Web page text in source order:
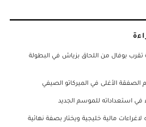
تقرب بوفال من اللحاق بزياش في البطولة
الصفقة الأغلى في الميركاتو الصيفي
في استعداداته للموسم الجديد
لاغراءات مالية خليجية ويختار بصفة نهائية